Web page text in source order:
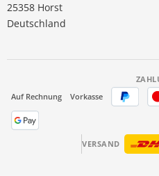
25358 Horst
Deutschland
Auf Rechnung
Vorkasse
VERSAND